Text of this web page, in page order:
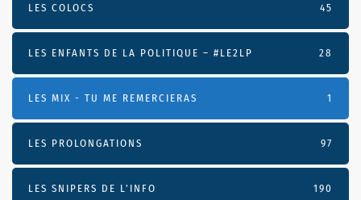
LES COLOCS 45
LES ENFANTS DE LA POLITIQUE – #LE2LP 28
LES MIX - TU ME REMERCIERAS 1
LES PROLONGATIONS 97
LES SNIPERS DE L’INFO 190